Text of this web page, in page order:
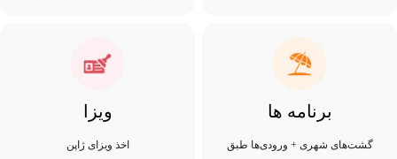
برنامه ها
گشت‌های شهری + ورودی‌ها طبق
ویزا
اخذ ویزای ژاپن